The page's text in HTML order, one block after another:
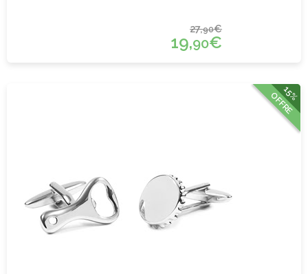
27,90€
19,90€
15%
OFFRE